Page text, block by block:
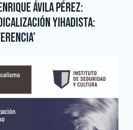
Ávila Pérez:
yihadista: